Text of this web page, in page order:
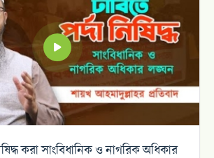
করা সাংবিধানিক ও নাগরিক অধিকার